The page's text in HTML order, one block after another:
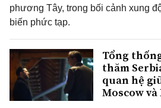
phương Tây, trong bối cảnh xung
biến phức tạp.
Tổng
thăm
quan hệ
Moscow và